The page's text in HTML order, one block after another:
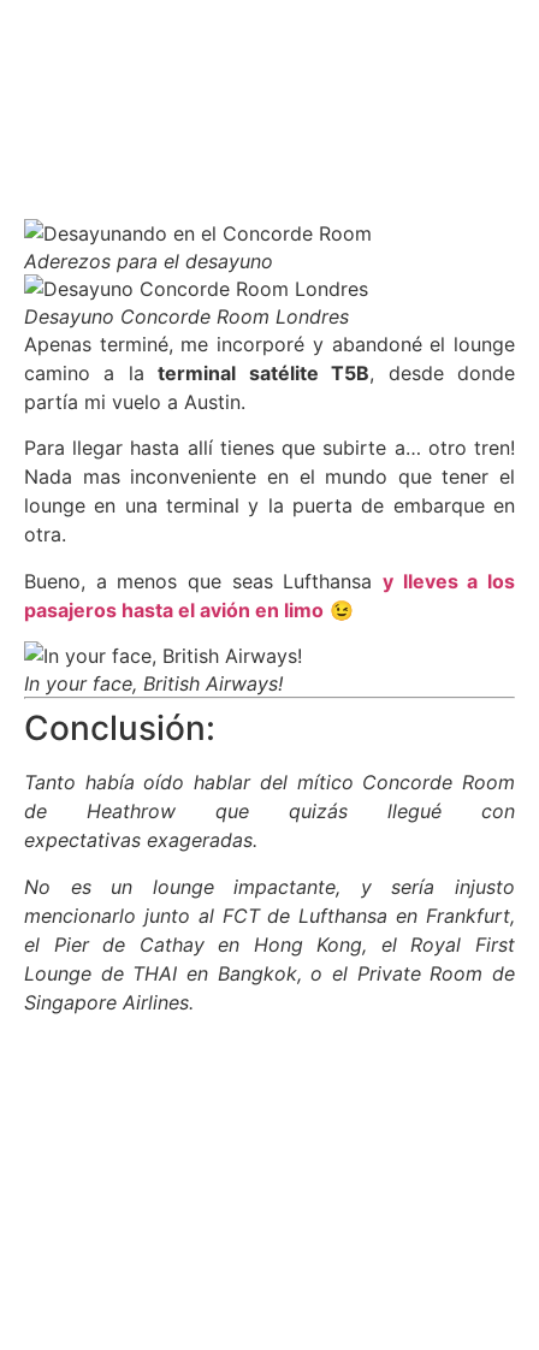
Aderezos para el desayuno
Desayuno Concorde Room Londres
Apenas terminé, me incorporé y abandoné el lounge
camino a laterminal satélite T5B, desde donde
partía mi vuelo a Austin.
Para llegar hasta allí tienes que subirte a… otro tren!
Nada mas inconveniente en el mundo que tener el
lounge en una terminal y la puerta de embarque en
otra.
Bueno, a menos que seas Lufthansa y lleves a los
pasajeros hasta el avión en limo 😉
In your face, British Airways!
Conclusión:
Tanto había oído hablar del mítico Concorde Room
de Heathrow que quizás llegué con
expectativas exageradas.
No es un lounge impactante, y sería injusto
mencionarlo junto al FCT de Lufthansa en Frankfurt,
el Pier de Cathay en Hong Kong, el Royal First
Lounge de THAI en Bangkok, o el Private Room de
Singapore Airlines.